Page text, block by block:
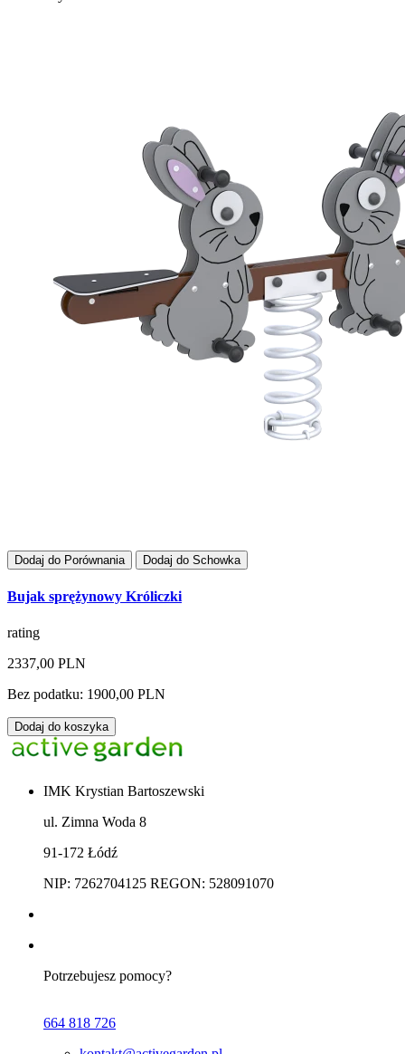
Dodaj do Porównania Dodaj do Schowka
Bujak sprężynowy Króliczki
rating
2337,00 PLN
Bez podatku: 1900,00 PLN
Dodaj do koszyka
IMK Krystian Bartoszewski
ul. Zimna Woda 8
91-172 Łódź
NIP: 7262704125 REGON: 528091070
Potrzebujesz pomocy?
664 818 726